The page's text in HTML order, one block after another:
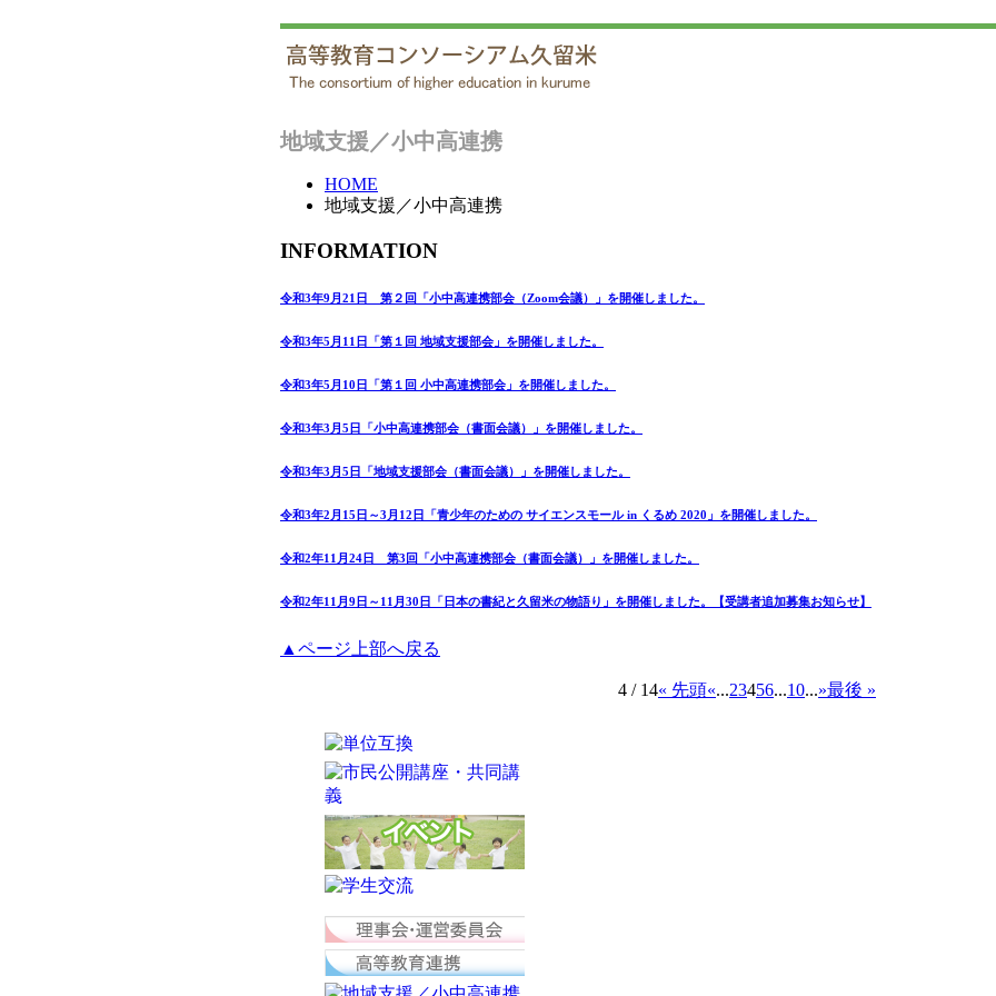
地域支援／小中高連携
HOME
地域支援／小中高連携
INFORMATION
令和3年9月21日 第２回「小中高連携部会（Zoom会議）」を開催しました。
令和3年5月11日「第１回 地域支援部会」を開催しました。
令和3年5月10日「第１回 小中高連携部会」を開催しました。
令和3年3月5日「小中高連携部会（書面会議）」を開催しました。
令和3年3月5日「地域支援部会（書面会議）」を開催しました。
令和3年2月15日～3月12日「青少年のための サイエンスモール in くるめ 2020」を開催しました。
令和2年11月24日 第3回「小中高連携部会（書面会議）」を開催しました。
令和2年11月9日～11月30日「日本の書紀と久留米の物語り」を開催しました。【受講者追加募集お知らせ】
▲ページ上部へ戻る
4 / 14« 先頭«...23456...10...»最後 »